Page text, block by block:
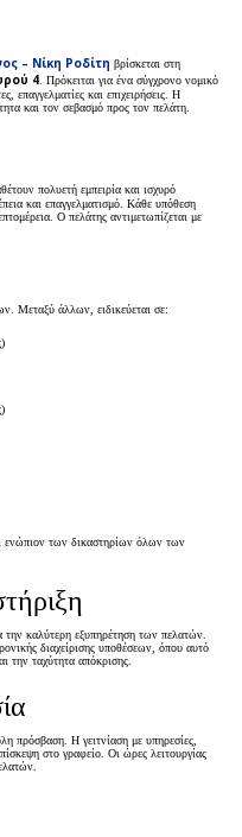
– Νίκη Ροδίτη βρίσκεται στη
4 . Πρόκειται για ένα σύγχρονο νομικό
επαγγελματίες και επιχειρήσεις. Η
και τον σεβασμό προς τον πελάτη.
πολυετή εμπειρία και ισχυρό
και επαγγελματισμό. Κάθε υπόθεση
Ο πελάτης αντιμετωπίζεται με
Μεταξύ άλλων, ειδικεύεται σε:
ενώπιον των δικαστηρίων όλων των
την καλύτερη εξυπηρέτηση των πελατών.
διαχείρισης υποθέσεων, όπου αυτό
την ταχύτητα απόκρισης.
πρόσβαση. Η γειτνίαση με υπηρεσίες,
στο γραφείο. Οι ώρες λειτουργίας